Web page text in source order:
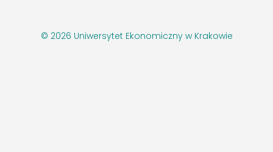
© 2026 Uniwersytet Ekonomiczny w Krakowie